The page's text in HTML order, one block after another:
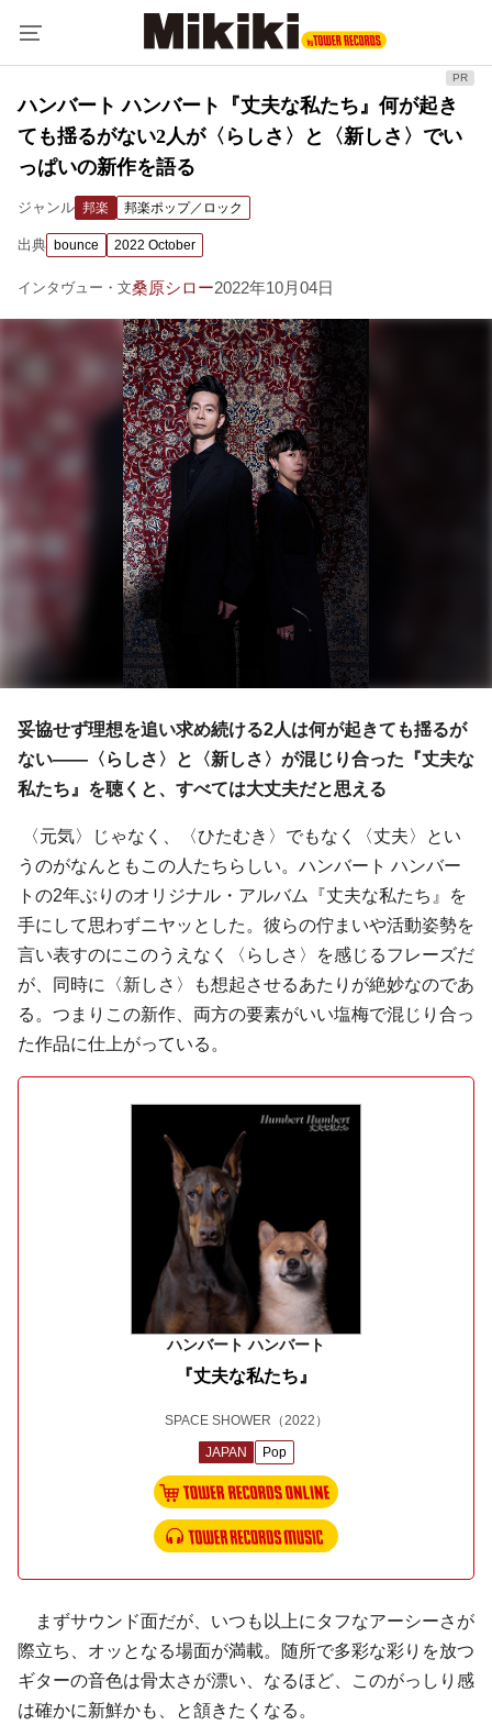
ハンバート ハンバート『丈夫な私たち』何が起き
ても揺るがない2人が〈らしさ〉と〈新しさ〉でい
っぱいの新作を語る
ジャンル 邦楽 邦楽ポップ／ロック
出典 bounce 2022 October
インタヴュー・文桑原シロー2022年10月04日
妥協せず理想を追い求め続ける2人は何が起きても揺るが
ない――〈らしさ〉と〈新しさ〉が混じり合った『丈夫な
私たち』を聴くと、すべては大丈夫だと思える
〈元気〉じゃなく、〈ひたむき〉でもなく〈丈夫〉とい
うのがなんともこの人たちらしい。ハンバート ハンバー
トの2年ぶりのオリジナル・アルバム『丈夫な私たち』を
手にして思わずニヤッとした。彼らの佇まいや活動姿勢を
言い表すのにこのうえなく〈らしさ〉を感じるフレーズだ
が、同時に〈新しさ〉も想起させるあたりが絶妙なのであ
る。つまりこの新作、両方の要素がいい塩梅で混じり合っ
た作品に仕上がっている。
ハンバート ハンバート
『丈夫な私たち』
SPACE SHOWER （2022）
JAPAN Pop
まずサウンド面だが、いつも以上にタフなアーシーさが
際立ち、オッとなる場面が満載。随所で多彩な彩りを放つ
ギターの音色は骨太さが漂い、なるほど、このがっしり感
は確かに新鮮かも、と頷きたくなる。